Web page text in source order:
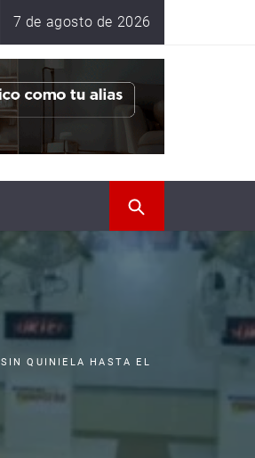
7 de agosto de 2026
SIN QUINIELA HASTA EL